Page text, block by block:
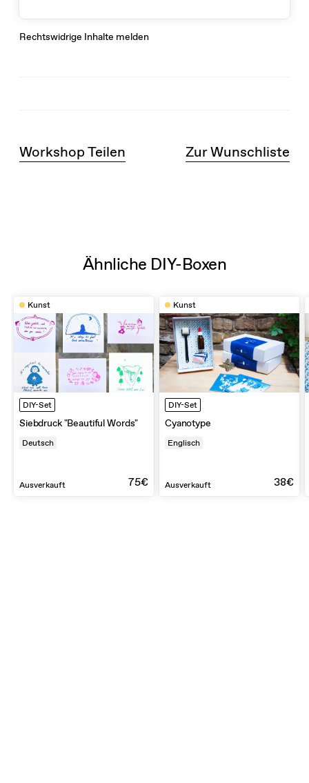
Rechtswidrige Inhalte melden
Workshop Teilen Zur Wunschliste
Ähnliche DIY-Boxen
Kunst
DIY-Set
Siebdruck "Beautiful Words"
Deutsch
Ausverkauft 75€
Kunst
DIY-Set
Cyanotype
Englisch
Ausverkauft 38€